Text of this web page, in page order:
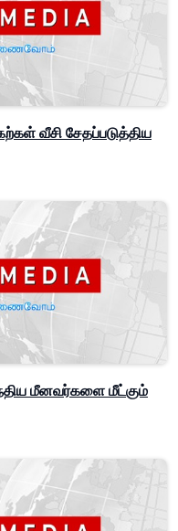
வீசி சேதப்படுத்திய
மீனவர்களை மீட்கும்